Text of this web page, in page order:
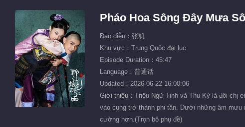
Pháo Hoa Sông Đây Mưa
Đạo diễn：张凯
Khu vực：Trung Quốc đại lục
Episode Duration：45:47
Language：普通话
Updated：2026-06-22 16:00:06
Giới thiệu：Triệu Ngữ Tinh và Thu Kỳ là đôi chị
vào cung trở thành phi tần. Dưới những âm mưu
cường hơn.(Trọn bộ phụ đề)